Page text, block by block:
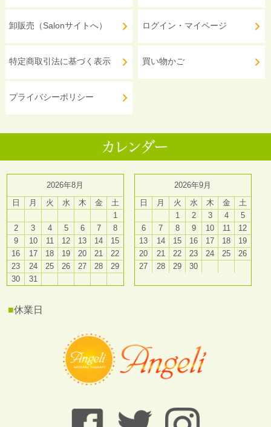
卸販売（Salonサイトへ）
特定商取引法に基づく表示
プライバシーポリシー
ログイン・マイページ
買い物かご
2026年8月
日
月 火 水 木 金
土
1
2
3 4 5 6 7
8
9
10 11 12 13 14
15
16
17 18 19 20 21
22
23
24 25 26 27 28
29
30
31
2026年9月
日
月 火 水 木 金
土
1
2 3 4
5
6
7 8 9 10 11
12
13
14 15 16 17 18
19
20
21 22 23 24 25
26
27
28 29 30
■休業日